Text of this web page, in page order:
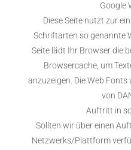
Google
Diese Seite nutzt zur
Schriftarten so genannte
Seite lädt Ihr Browser die
Browsercache, um
anzuzeigen. Die Web Fonts
von
Auftritt in
Sollten wir über einen
Netzwerks/Plattform